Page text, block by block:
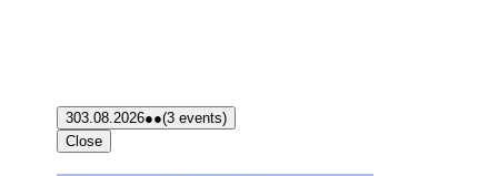
303.08.2026●●(3 events)
Close